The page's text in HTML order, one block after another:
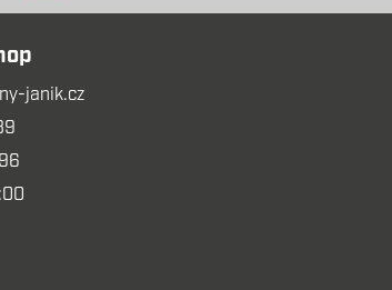
janik.cz